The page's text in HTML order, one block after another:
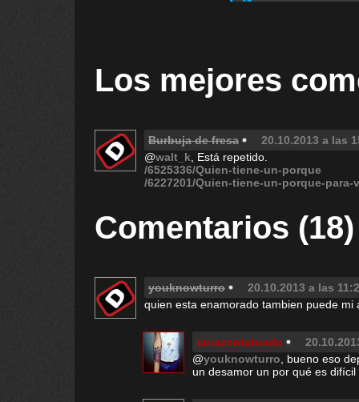
Los mejores
Burbuja de fresa
20.10.2013 a las
@walt_k , Está repetido.
/6525336/Quien-tiene-un-porque
/6227201/Quien-tiene-un-porque-para-
Comentarios (18)
youknowturro
20.10.2013 a las
quien esta enamorado tambien puede mi
corazontatuado
@youknowturro , bueno eso
un desamor un por qué es difícil